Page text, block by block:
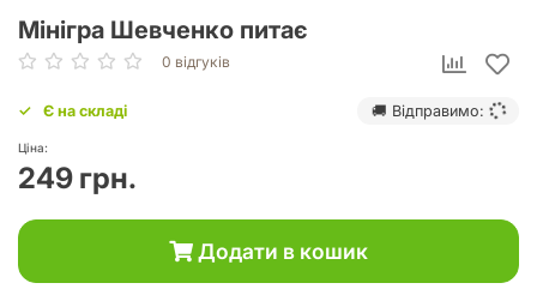
Мінігра Шевченко питає
0 відгуків
Є на складі 🚚 Відправимо:
Ціна:
249 грн.
Додати в кошик